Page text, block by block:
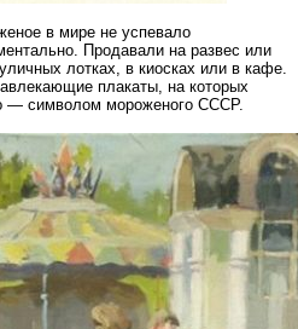
в мире не успевало
Продавали на развес или
лотках, в киосках или в кафе.
плакаты, на которых
— символом мороженого СССР.